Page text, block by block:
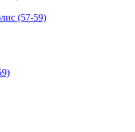
(57-59)